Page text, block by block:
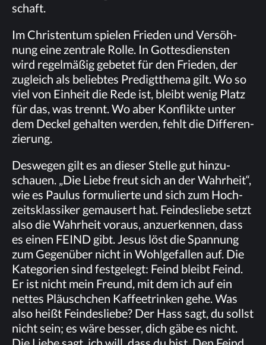
schaft.
Im Chris­ten­tum spie­len Frie­den und Ver­söh­
nung eine zen­tra­le Rol­le. In Got­tes­diens­ten
wird re­gel­mä­ßig ge­be­tet für den Frie­den, der
zu­gleich als be­lieb­tes Pre­digt­the­ma gilt. Wo so
viel von Ein­heit die Rede ist, bleibt we­nig Platz
für das, was trennt. Wo aber Kon­flik­te un­ter
dem De­ckel ge­hal­ten wer­den, fehlt die Dif­fe­ren­
zie­rung.
Des­we­gen gilt es an die­ser Stel­le gut hin­zu­
schau­en. „Die Lie­be freut sich an der Wahr­heit“,
wie es Pau­lus for­mu­lier­te und sich zum Hoch­
zeits­klas­si­ker ge­mau­sert hat. Fein­des­lie­be setzt
also die Wahr­heit vor­aus, an­zu­er­ken­nen, dass
es ei­nen FEIND gibt. Je­sus löst die Span­nung
zum Ge­gen­über nicht in Wohl­ge­fal­len auf. Die
Ka­te­go­rien sind fest­ge­legt: Feind bleibt Feind.
Er ist nicht mein Freund, mit dem ich auf ein
net­tes Pläusch­chen Kaf­fee­trin­ken gehe. Was
also heißt Fein­des­lie­be? Der Hass sagt, du sollst
nicht sein; es wäre bes­ser, dich gäbe es nicht.